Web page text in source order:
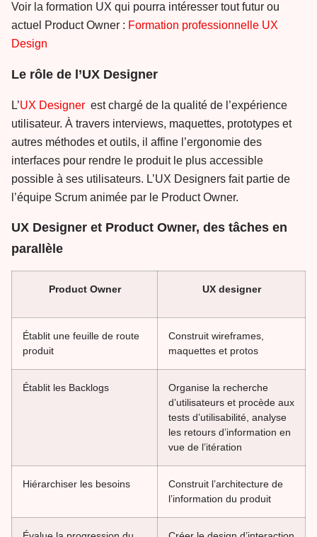
Voir la formation UX qui pourra intéresser tout futur ou
actuel Product Owner : Formation professionnelle UX
Design
Le rôle de l’UX Designer
L’UX Designer est chargé de la qualité de l’expérience
utilisateur. À travers interviews, maquettes, prototypes et
autres méthodes et outils, il affine l’ergonomie des
interfaces pour rendre le produit le plus accessible
possible à ses utilisateurs. L’UX Designers fait partie de
l’équipe Scrum animée par le Product Owner.
UX Designer et Product Owner, des tâches en
parallèle
Product Owner UX designer
Établit une feuille de route
produit
Construit wireframes,
maquettes et protos
Établit les Backlogs
Organise la recherche
d’utilisateurs et procède aux
tests d’utilisabilité, analyse
les retours d’information en
vue de l’itération
Hiérarchiser les besoins
Construit l’architecture de
l’information du produit